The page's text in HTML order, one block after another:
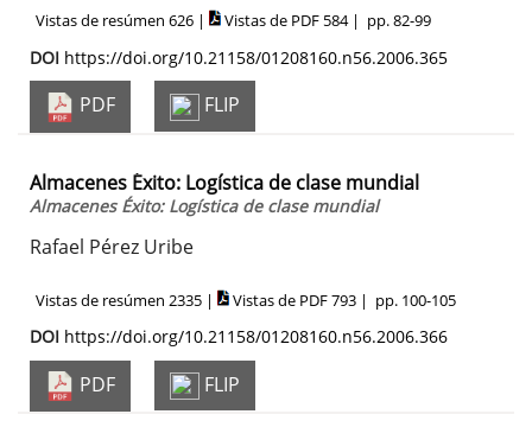
Vistas de resúmen 626 | Vistas de PDF 584 | pp. 82-99
DOI https://doi.org/10.21158/01208160.n56.2006.365
PDF FLIP
Almacenes Éxito: Logística de clase mundial
Almacenes Éxito: Logística de clase mundial
Rafael Pérez Uribe
Vistas de resúmen 2335 | Vistas de PDF 793 | pp. 100-105
DOI https://doi.org/10.21158/01208160.n56.2006.366
PDF FLIP